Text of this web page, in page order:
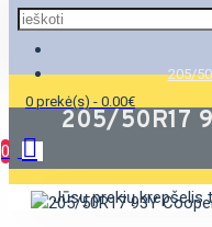
0 prekė(s) - 0.00€
0
Jūsų prekių krepšelis
205/
205/50R17